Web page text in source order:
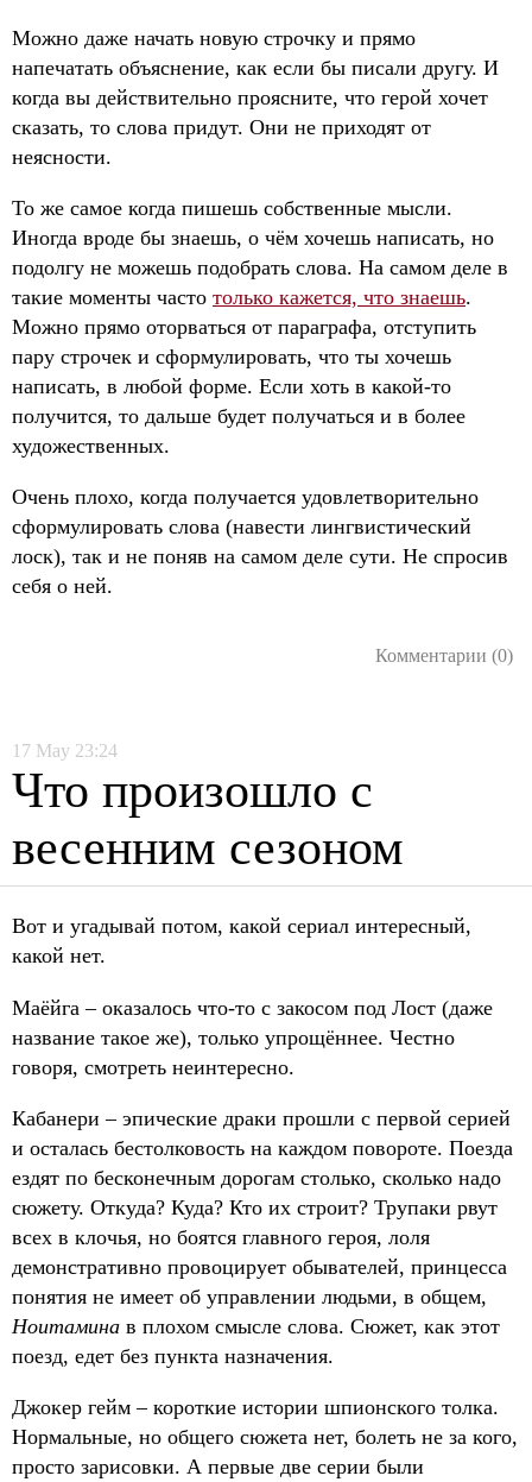
Можно даже начать новую строчку и прямо
напечатать объяснение, как если бы писали другу. И
когда вы действительно проясните, что герой хочет
сказать, то слова придут. Они не приходят от
неясности.
То же самое когда пишешь собственные мысли.
Иногда вроде бы знаешь, о чём хочешь написать, но
подолгу не можешь подобрать слова. На самом деле в
такие моменты часто только кажется, что знаешь.
Можно прямо оторваться от параграфа, отступить
пару строчек и сформулировать, что ты хочешь
написать, в любой форме. Если хоть в какой-то
получится, то дальше будет получаться и в более
художественных.
Очень плохо, когда получается удовлетворительно
сформулировать слова (навести лингвистический
лоск), так и не поняв на самом деле сути. Не спросив
себя о ней.
Комментарии (0)
17 May 23:24
Что произошло с
весенним сезоном
Вот и угадывай потом, какой сериал интересный,
какой нет.
Маёйга – оказалось что-то с закосом под Лост (даже
название такое же), только упрощённее. Честно
говоря, смотреть неинтересно.
Кабанери – эпические драки прошли с первой серией
и осталась бестолковость на каждом повороте. Поезда
ездят по бесконечным дорогам столько, сколько надо
сюжету. Откуда? Куда? Кто их строит? Трупаки рвут
всех в клочья, но боятся главного героя, лоля
демонстративно провоцирует обывателей, принцесса
понятия не имеет об управлении людьми, в общем,
Ноитамина в плохом смысле слова. Сюжет, как этот
поезд, едет без пункта назначения.
Джокер гейм – короткие истории шпионского толка.
Нормальные, но общего сюжета нет, болеть не за кого,
просто зарисовки. А первые две серии были